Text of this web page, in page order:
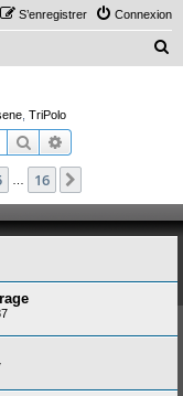
Connexion
S’enregistrer
c
h
r
TriPolo
Rechercher
16